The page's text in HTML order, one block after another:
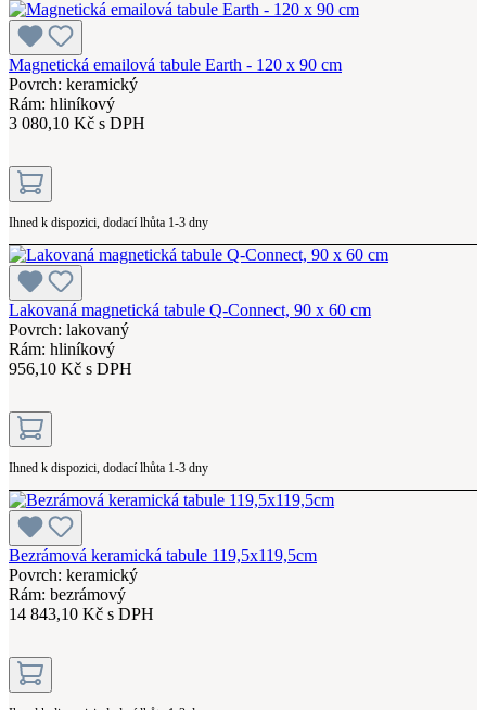
Magnetická emailová tabule Earth - 120 x 90 cm
Povrch: keramický
Rám: hliníkový
3 080,10 Kč s DPH
Ihned k dispozici, dodací lhůta 1-3 dny
Lakovaná magnetická tabule Q-Connect, 90 x 60 cm
Povrch: lakovaný
Rám: hliníkový
956,10 Kč s DPH
Ihned k dispozici, dodací lhůta 1-3 dny
Bezrámová keramická tabule 119,5x119,5cm
Povrch: keramický
Rám: bezrámový
14 843,10 Kč s DPH